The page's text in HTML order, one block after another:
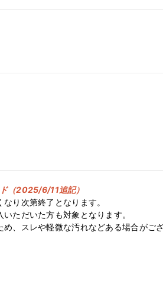
（2025/6/11追記）
り次第終了となります。
ただいた方も対象となります。
、スレや軽微な汚れなどある場合がご